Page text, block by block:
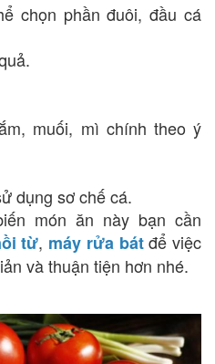
chọn phần đuôi, đầu cá
muối, mì chính theo ý
dụng sơ chế cá.
món ăn này bạn cần
từ, máy rửa bátđể việc
và thuận tiện hơn nhé.